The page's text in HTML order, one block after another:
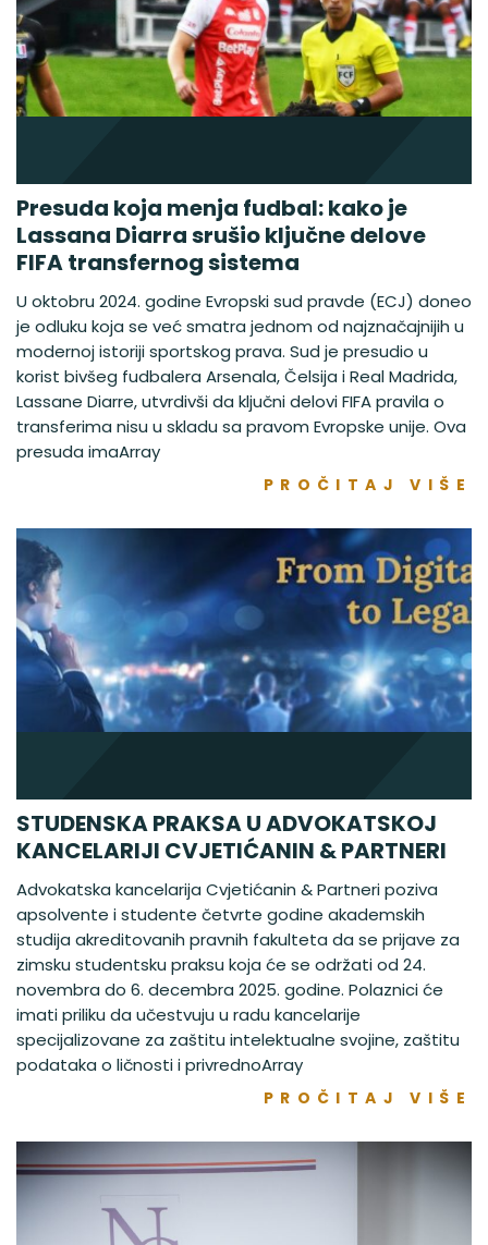
Presuda koja menja fudbal: kako je
Lassana Diarra srušio ključne delove
FIFA transfernog sistema
U oktobru 2024. godine Evropski sud pravde (ECJ) doneo
je odluku koja se već smatra jednom od najznačajnijih u
modernoj istoriji sportskog prava. Sud je presudio u
korist bivšeg fudbalera Arsenala, Čelsija i Real Madrida,
Lassane Diarre, utvrdivši da ključni delovi FIFA pravila o
transferima nisu u skladu sa pravom Evropske unije. Ova
presuda imaArray
PROČITAJ VIŠE
STUDENSKA PRAKSA U ADVOKATSKOJ
KANCELARIJI CVJETIĆANIN & PARTNERI
Advokatska kancelarija Cvjetićanin & Partneri poziva
apsolvente i studente četvrte godine akademskih
studija akreditovanih pravnih fakulteta da se prijave za
zimsku studentsku praksu koja će se održati od 24.
novembra do 6. decembra 2025. godine. Polaznici će
imati priliku da učestvuju u radu kancelarije
specijalizovane za zaštitu intelektualne svojine, zaštitu
podataka o ličnosti i privrednoArray
PROČITAJ VIŠE